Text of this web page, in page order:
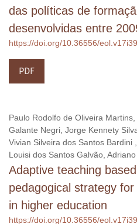
das políticas de
desenvolvidas entre
https://doi.org/10.36556/
PDF
Paulo Rodolfo de Oliveira
Galante Negri, Jorge Kennety
Vivian Silveira dos Santos Bardini
Louisi dos Santos Galvão,
Adaptive teaching
pedagogical strategy
in higher education
https://doi.org/10.36556/